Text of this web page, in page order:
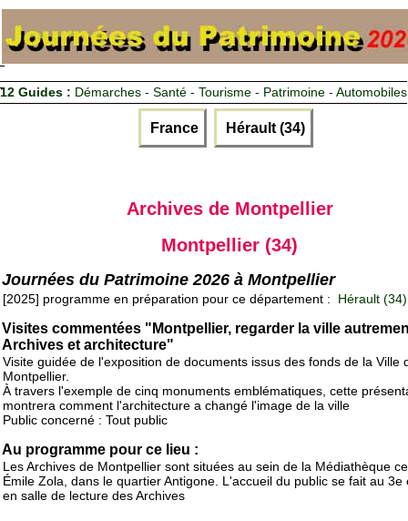
12 Guides : Démarches - Santé - Tourisme - Patrimoine - Automobiles
France Hérault (34)
Archives de Montpellier
Montpellier (34)
Journées du Patrimoine 2026 à Montpellier
[2025] programme en préparation pour ce département : Hérault (34)
Visites commentées "Montpellier, regarder la ville
Archives et architecture"
Visite guidée de l'exposition de documents issus des fonds de la Ville
Montpellier.
À travers l'exemple de cinq monuments emblématiques, cette
montrera comment l'architecture a changé l'image de la ville
Public concerné : Tout public
Au programme pour ce lieu :
Les Archives de Montpellier sont situées au sein de la Médiathèque
Émile Zola, dans le quartier Antigone. L'accueil du public se fait au 3e
en salle de lecture des Archives